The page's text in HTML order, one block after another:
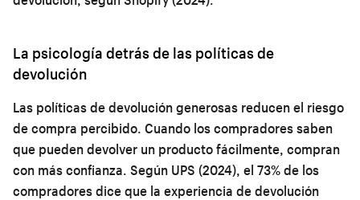
La psicología detrás de las políticas de
devolución
Las políticas de devolución generosas reducen el riesgo
de compra percibido. Cuando los compradores saben
que pueden devolver un producto fácilmente, compran
con más confianza. Según UPS (2024), el 73% de los
compradores dice que la experiencia de devolución